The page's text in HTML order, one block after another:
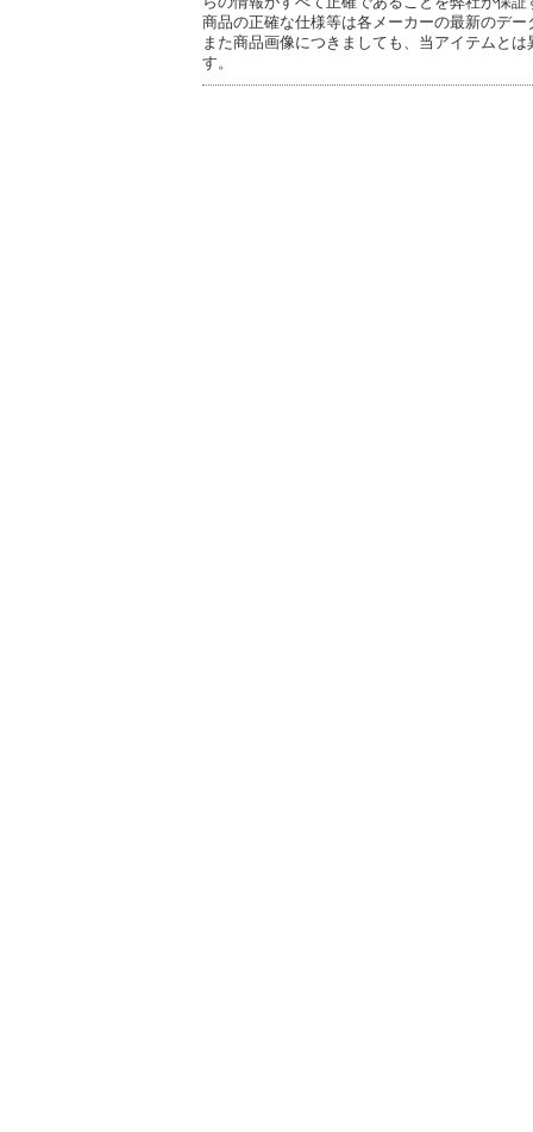
商品の正確な仕様等は各メーカーの最新のデ
また商品画像につきましても、当アイテムと
す。